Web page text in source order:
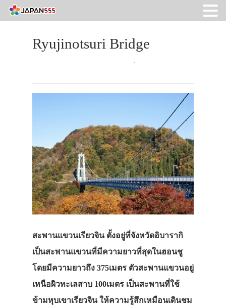
Ryujinotsuri Bridge
สะพานแขวนเรียวจิน ตั้งอยู่ที่จังหวัดอิบารากิ
เป็นสะพานแขวนที่มีความยาวที่สุดในฮอนชู
โดยมีความยาวถึง 375เมตร ตัวสะพานแขวนอยู่
เหนือผิวทะเลสาบ 100เมตร เป็นสะพานที่ใช้
ข้ามหุบเขาเรียวจิน ให้ความรู้สึกเหมือนเดินชม